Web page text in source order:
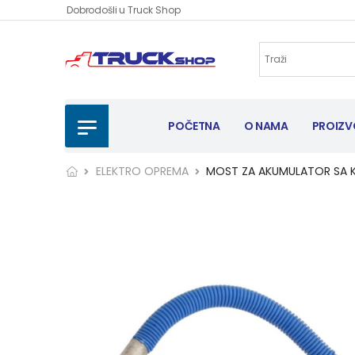
Dobrodošli u Truck Shop
POČETNA O NAMA
ELEKTRO OPREMA MOST ZA AKUMULATOR SA